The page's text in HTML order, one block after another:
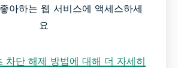
아하는 웹 서비스에 액세스하세
요
차단 해제 방법에 대해 더 자세히